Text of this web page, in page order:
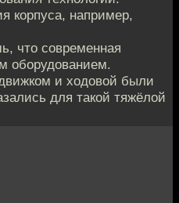
корпуса, например,
что современная
оборудованием.
и ходовой были
для такой тяжёлой